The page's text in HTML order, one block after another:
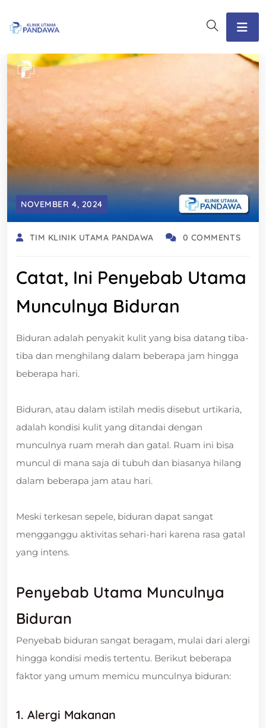
NOVEMBER 4, 2024
TIM KLINIK UTAMA PANDAWA 0 COMMENTS
Catat, Ini Penyebab Utama
Munculnya Biduran
Biduran adalah penyakit kulit yang bisa datang tiba-
tiba dan menghilang dalam beberapa jam hingga
beberapa hari.
Biduran, atau dalam istilah medis disebut urtikaria,
adalah kondisi kulit yang ditandai dengan
munculnya ruam merah dan gatal. Ruam ini bisa
muncul di mana saja di tubuh dan biasanya hilang
dalam beberapa jam atau hari.
Meski terkesan sepele, biduran dapat sangat
mengganggu aktivitas sehari-hari karena rasa gatal
yang intens.
Penyebab Utama Munculnya
Biduran
Penyebab biduran sangat beragam, mulai dari alergi
hingga kondisi medis tertentu. Berikut beberapa
faktor yang umum memicu munculnya biduran:
1. Alergi Makanan